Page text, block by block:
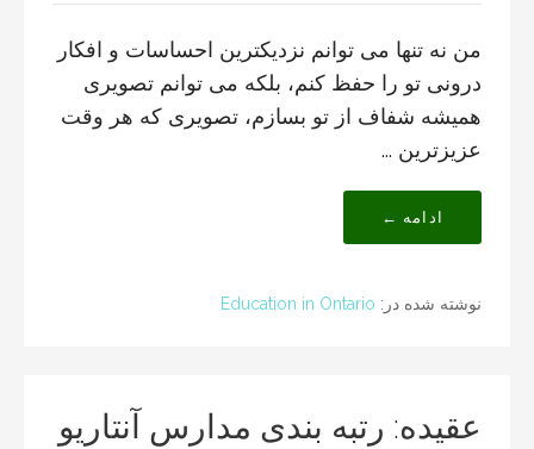
من نه تنها می توانم نزدیکترین احساسات و افکار
درونی تو را حفظ کنم، بلکه می توانم تصویری
همیشه شفاف از تو بسازم، تصویری که هر وقت
عزیزترین ...
ادامه ←
نوشته شده در: Education in Ontario
عقیده: رتبه بندی مدارس آنتاریو